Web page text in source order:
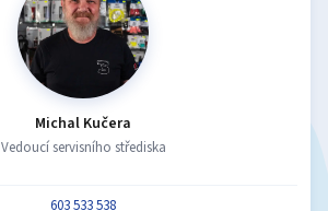
Michal Kučera
Vedoucí servisního střediska
603 533 538